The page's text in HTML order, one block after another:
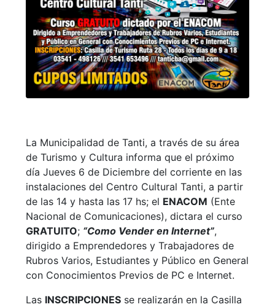
La Municipalidad de Tanti, a través de su área
de Turismo y Cultura informa que el próximo
día Jueves 6 de Diciembre del corriente en las
instalaciones del Centro Cultural Tanti, a partir
de las 14 y hasta las 17 hs; el ENACOM (Ente
Nacional de Comunicaciones), dictara el curso
GRATUITO; “Como Vender en Internet”,
dirigido a Emprendedores y Trabajadores de
Rubros Varios, Estudiantes y Público en General
con Conocimientos Previos de PC e Internet.
Las INSCRIPCIONESse realizarán en la Casilla